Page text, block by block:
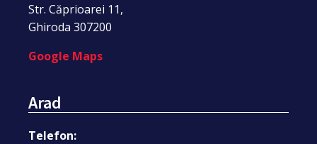
Str. Căprioarei 11,
Ghiroda 307200
Google Maps
Arad
Telefon: